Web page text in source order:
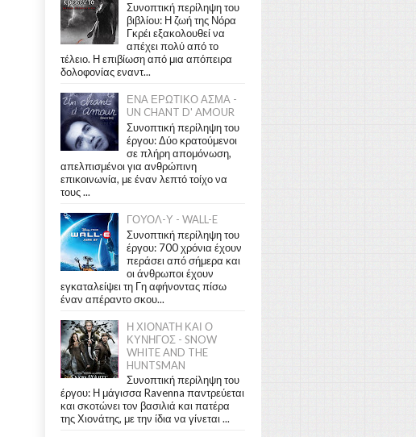
Συνοπτική περίληψη του
βιβλίου: Η ζωή της Νόρα
Γκρέι εξακολουθεί να
απέχει πολύ από το
τέλειο. Η επιβίωση από μια απόπειρα
δολοφονίας εναντ...
ΕΝΑ ΕΡΩΤΙΚΟ ΑΣΜΑ -
UN CHANT D' AMOUR
Συνοπτική περίληψη του
έργου: Δύο κρατούμενοι
σε πλήρη απομόνωση,
απελπισμένοι για ανθρώπινη
επικοινωνία, με έναν λεπτό τοίχο να
τους ...
ΓΟΥΟΛ-Υ - WALL-E
Συνοπτική περίληψη του
έργου: 700 χρόνια έχουν
περάσει από σήμερα και
οι άνθρωποι έχουν
εγκαταλείψει τη Γη αφήνοντας πίσω
έναν απέραντο σκου...
Η ΧΙΟΝΑΤΗ ΚΑΙ Ο
ΚΥΝΗΓΟΣ - SNOW
WHITE AND THE
HUNTSMAN
Συνοπτική περίληψη του
έργου: Η μάγισσα Ravenna παντρεύεται
και σκοτώνει τον βασιλιά και πατέρα
της Χιονάτης, με την ίδια να γίνεται ...